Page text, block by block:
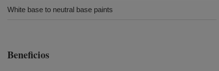
White base to neutral base paints
Beneficios